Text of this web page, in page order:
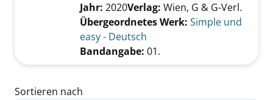
Jahr: 2020Verlag: Wien, G & G-Verl.
Übergeordnetes Werk: Simple und
easy - Deutsch
Bandangabe: 01.
Zu den Suchfiltern springen
Sortieren nach